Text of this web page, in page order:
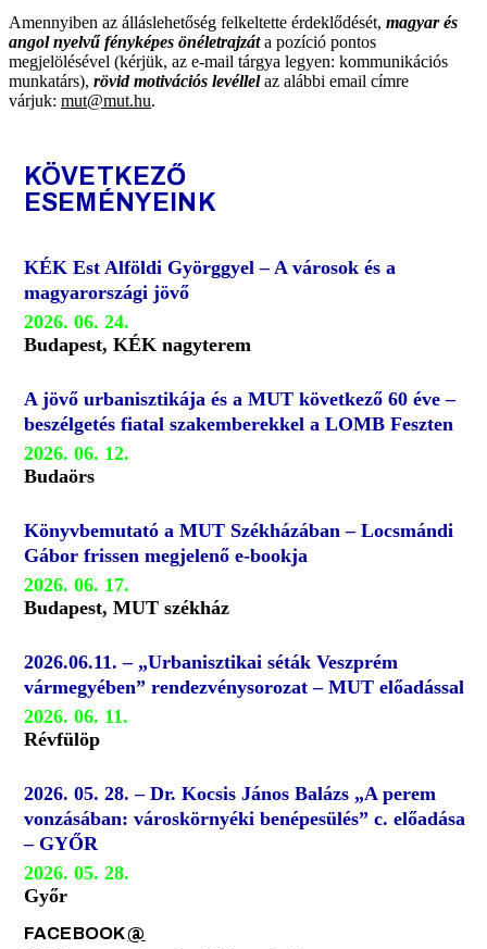
Amennyiben az álláslehetőség felkeltette érdeklődését, magyar és
angol nyelvű fényképes önéletrajzáta pozíció pontos
megjelölésével (kérjük, az e-mail tárgya legyen: kommunikációs
munkatárs), rövid motivációs levéllelaz alábbi email címre
várjuk: mut@mut.hu.
KÖVETKEZŐ
ESEMÉNYEINK
KÉK Est Alföldi Györggyel – A városok és a
magyarországi jövő
2026. 06. 24.
Budapest, KÉK nagyterem
A jövő urbanisztikája és a MUT következő 60 éve –
beszélgetés fiatal szakemberekkel a LOMB Feszten
2026. 06. 12.
Budaörs
Könyvbemutató a MUT Székházában – Locsmándi
Gábor frissen megjelenő e-bookja
2026. 06. 17.
Budapest, MUT székház
2026.06.11. – „Urbanisztikai séták Veszprém
vármegyében” rendezvénysorozat – MUT előadással
2026. 06. 11.
Révfülöp
2026. 05. 28. – Dr. Kocsis János Balázs „A perem
vonzásában: városkörnyéki benépesülés” c. előadása
– GYŐR
2026. 05. 28.
Győr
FACEBOOK@